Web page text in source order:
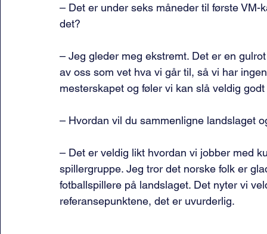
– Det er under seks måneder til første
det?
– Jeg gleder meg ekstremt. Det er en
av oss som vet hva vi går til, så vi har
mesterskapet og føler vi kan slå veldig
– Hvordan vil du sammenligne landslaget
– Det er veldig likt hvordan vi jobber med
spillergruppe. Jeg tror det norske folk er
fotballspillere på landslaget. Det nyter vi
referansepunktene, det er uvurderlig.